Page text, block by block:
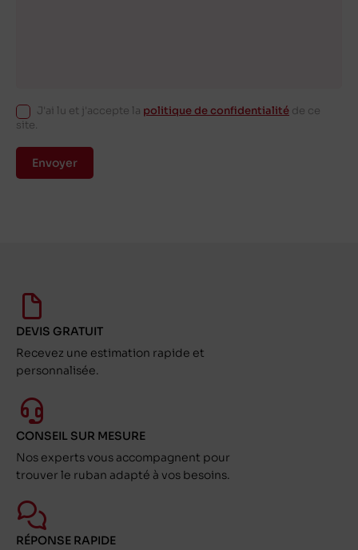
J'ai lu et j'accepte la politique de confidentialité de ce
site.
Envoyer
DEVIS GRATUIT
Recevez une estimation rapide et
personnalisée.
CONSEIL SUR MESURE
Nos experts vous accompagnent pour
trouver le ruban adapté à vos besoins.
RÉPONSE RAPIDE